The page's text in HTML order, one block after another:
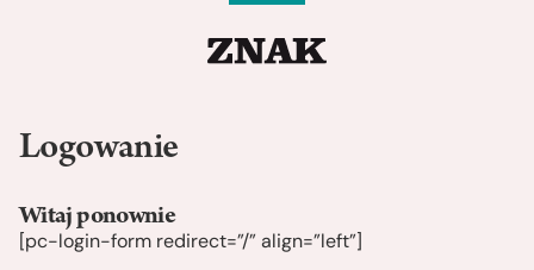
Logowanie
Witaj ponownie
[pc-login-form redirect=”/” align=”left”]